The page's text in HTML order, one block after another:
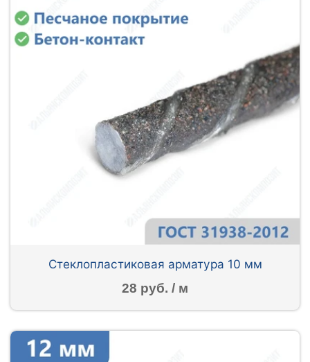
Стеклопластиковая арматура 10 мм
28 руб. / м